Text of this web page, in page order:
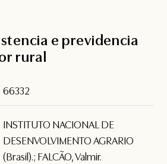
e previdencia
rural
66332
INSTITUTO NACIONAL DE
DESENVOLVIMENTO AGRARIO
(Brasil).; FALCÃO, Valmir.